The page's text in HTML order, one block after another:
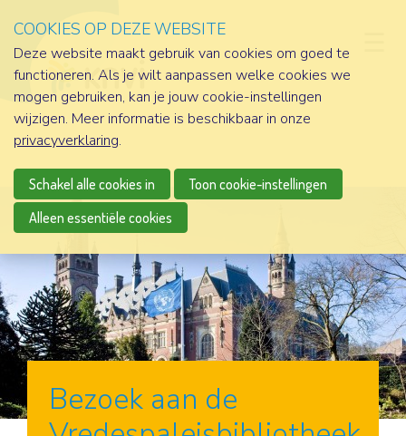
Bezoek aan de
COOKIES OP DEZE WEBSITE
Deze website maakt gebruik van cookies om goed te
functioneren. Als je wilt aanpassen welke cookies we
mogen gebruiken, kan je jouw cookie-instellingen
wijzigen. Meer informatie is beschikbaar in onze
privacyverklaring.
Schakel alle cookies in
Toon cookie-instellingen
Alleen essentiële cookies